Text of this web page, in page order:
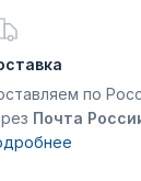
по
Почта